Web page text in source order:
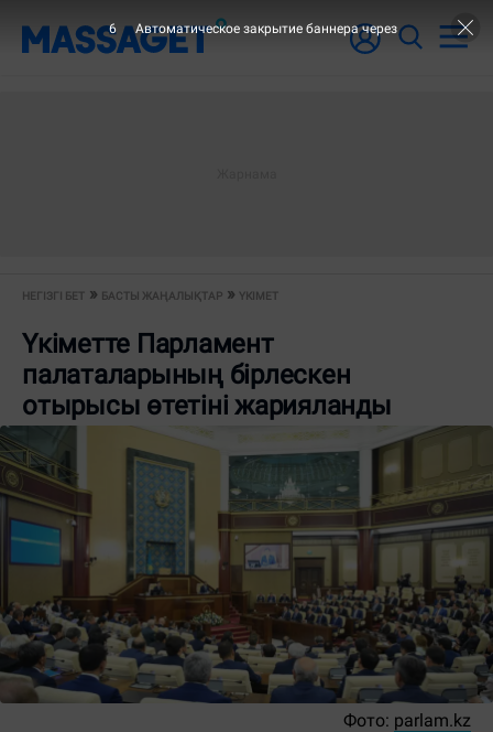
НЕГІЗГІ БЕТ БАСТЫ ЖАҢАЛЫҚТАР ҮКІМЕТ
Үкіметте Парламент
палаталарының бірлескен
отырысы өтетіні жарияланды
Фото: parlam.kz
6 Автоматическое закрытие баннера через